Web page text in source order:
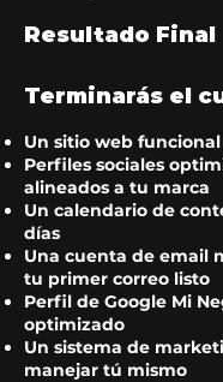
Resultado Final
Terminarás el
Un sitio web
Perfiles sociales
alineados a tu marca
Un calendario de
días
Una cuenta de email
tu primer correo listo
Perfil de Google Mi
optimizado
Un sistema de
manejar tú mismo